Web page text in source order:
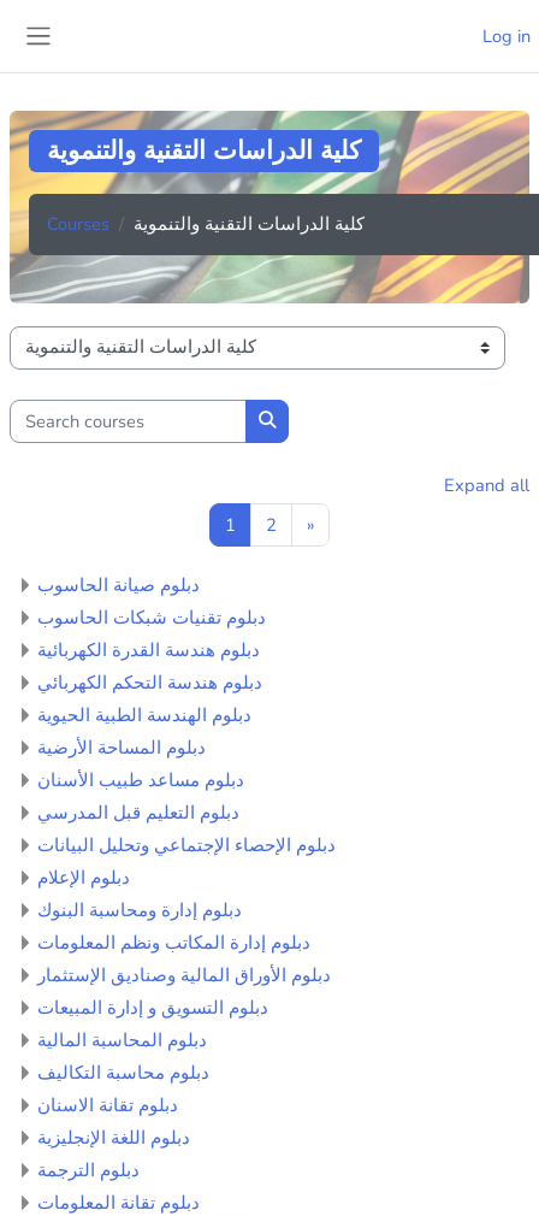
Log in
كلية الدراسات التقنية والتنموية
Courses كلية الدراسات التقنية والتنموية
Course categories
Search courses
Search courses
Expand all
1 Page 1
2 Page 2
»Next page
دبلوم صيانة الحاسوب
دبلوم تقنيات شبكات الحاسوب
دبلوم هندسة القدرة الكهربائية
دبلوم هندسة التحكم الكهربائي
دبلوم الهندسة الطبية الحيوية
دبلوم المساحة الأرضية
دبلوم مساعد طبیب الأسنان
دبلوم التعليم قبل المدرسي
دبلوم الإحصاء الإجتماعي وتحليل البيانات
دبلوم الإعلام
دبلوم إدارة ومحاسبة البنوك
دبلوم إدارة المكاتب ونظم المعلومات
دبلوم الأوراق المالية وصناديق الإستثمار
دبلوم التسويق و إدارة المبيعات
دبلوم المحاسبة المالية
دبلوم محاسبة التكاليف
دبلوم تقانة الاسنان
دبلوم اللغة الإنجليزية
دبلوم الترجمة
دبلوم تقانة المعلومات